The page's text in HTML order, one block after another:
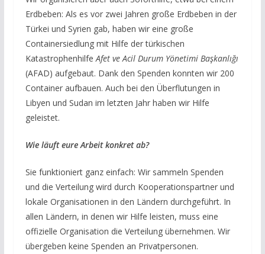
Erdbeben: Als es vor zwei Jahren große Erdbeben in der
Türkei und Syrien gab, haben wir eine große
Containersiedlung mit Hilfe der türkischen
KatastrophenhilfeAfet ve Acil Durum Yönetimi Başkanlığı
(AFAD) aufgebaut. Dank den Spenden konnten wir 200
Container aufbauen. Auch bei den Überflutungen in
Libyen und Sudan im letzten Jahr haben wir Hilfe
geleistet.
Wie läuft eure Arbeit konkret ab?
Sie funktioniert ganz einfach: Wir sammeln Spenden
und die Verteilung wird durch Kooperationspartner und
lokale Organisationen in den Ländern durchgeführt. In
allen Ländern, in denen wir Hilfe leisten, muss eine
offizielle Organisation die Verteilung übernehmen. Wir
übergeben keine Spenden an Privatpersonen.